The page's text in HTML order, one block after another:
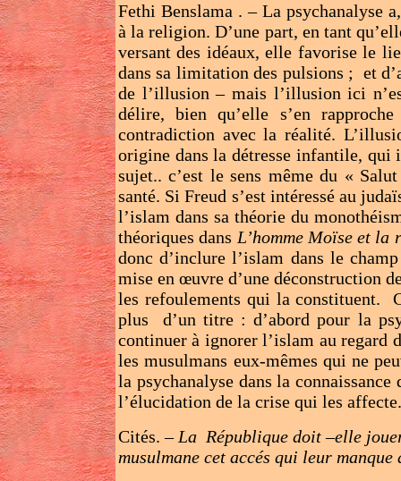
Fethi Benslama . – La psychanalyse
à la religion. D’une part, en tant
versant des idéaux, elle favorise le
dans sa limitation des pulsions ; et
de l’illusion – mais l’illusion ici
délire, bien qu’elle s’en
contradiction avec la réalité.
origine dans la détresse infantile, qui
sujet.. c’est le sens même du «
santé. Si Freud s’est intéressé au
l’islam dans sa théorie du
théoriques dans L’homme Moïse et la
donc d’inclure l’islam dans le
mise en œuvre d’une déconstruction
les refoulements qui la constituent.
plus d’un titre : d’abord pour la
continuer à ignorer l’islam au regard
les musulmans eux-mêmes qui ne
la psychanalyse dans la
l’élucidation de la crise qui les affecte.
Cités. – La République doit –elle
musulmane cet accés qui leur